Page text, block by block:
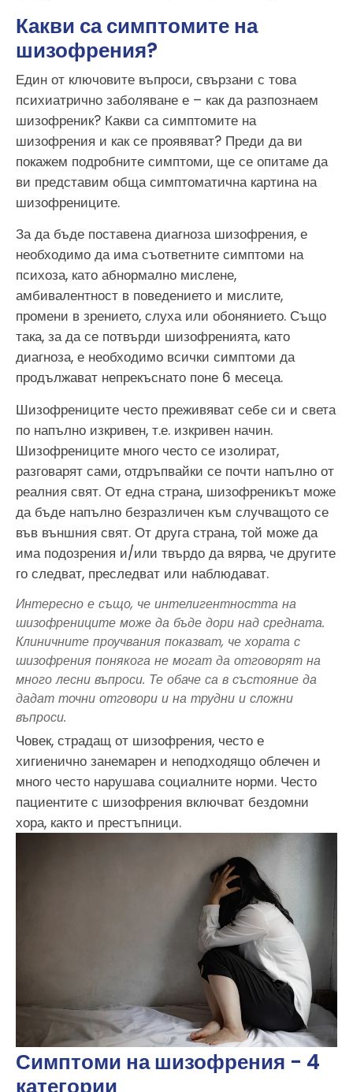
Какви са симптомите на
шизофрения?
Един от ключовите въпроси, свързани с това
психиатрично заболяване е – как да разпознаем
шизофреник? Какви са симптомите на
шизофрения и как се проявяват? Преди да ви
покажем подробните симптоми, ще се опитаме да
ви представим обща симптоматична картина на
шизофрениците.
За да бъде поставена диагноза шизофрения, е
необходимо да има съответните симптоми на
психоза, като абнормално мислене,
амбивалентност в поведението и мислите,
промени в зрението, слуха или обонянието. Също
така, за да се потвърди шизофренията, като
диагноза, е необходимо всички симптоми да
продължават непрекъснато поне 6 месеца.
Шизофрениците често преживяват себе си и света
по напълно изкривен, т.е. изкривен начин.
Шизофрениците много често се изолират,
разговарят сами, отдръпвайки се почти напълно от
реалния свят. От една страна, шизофреникът може
да бъде напълно безразличен към случващото се
във външния свят. От друга страна, той може да
има подозрения и/или твърдо да вярва, че другите
го следват, преследват или наблюдават.
Интересно е също, че интелигентността на
шизофрениците може да бъде дори над средната.
Клиничните проучвания показват, че хората с
шизофрения понякога не могат да отговорят на
много лесни въпроси. Те обаче са в състояние да
дадат точни отговори и на трудни и сложни
въпроси.
Човек, страдащ от шизофрения, често е
хигиенично занемарен и неподходящо облечен и
много често нарушава социалните норми. Често
пациентите с шизофрения включват бездомни
хора, както и престъпници.
Симптоми на шизофрения - 4